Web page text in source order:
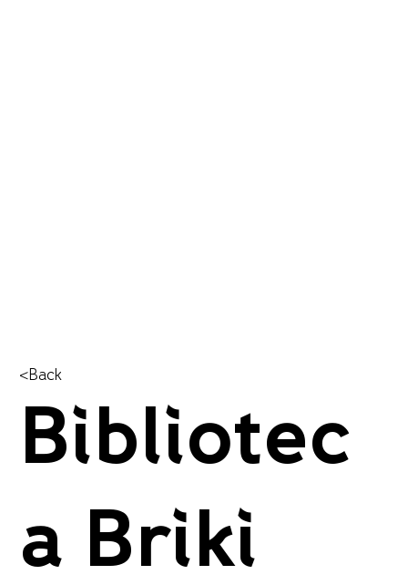
<Back
Bibliotec
a Briki